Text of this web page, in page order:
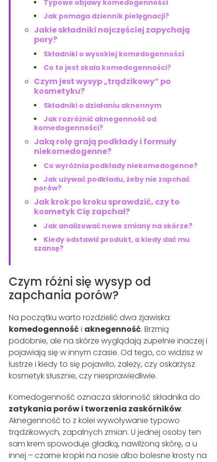
Typowe objawy komedogenności
Jak pomaga dziennik pielęgnacji?
Jakie składniki najczęściej zapychają
pory?
Składniki o wysokiej komedogenności
Co to jest skala komedogenności?
Czym jest wysyp „trądzikowy” po
kosmetyku?
Składniki o działaniu aknennym
Jak rozróżnić aknegenność od
komedogenności?
Jaką rolę grają podkłady i formuły
niekomedogenne?
Co wyróżnia podkłady niekomedogenne?
Jak używać podkładu, żeby nie zapchać
porów?
Jak krok po kroku sprawdzić, czy to
kosmetyk Cię zapchał?
Jak analizować nowe zmiany na skórze?
Kiedy odstawić produkt, a kiedy dać mu
szansę?
Czym różni się wysyp od
zapchania porów?
Na początku warto rozdzielić dwa zjawiska:
komedogenność i aknegenność. Brzmią
podobnie, ale na skórze wyglądają zupełnie inaczej i
pojawiają się w innym czasie. Od tego, co widzisz w
lustrze i kiedy to się pojawiło, zależy, czy oskarżysz
kosmetyk słusznie, czy niesprawiedliwie.
Komedogenność oznacza skłonność składnika do
zatykania porów i tworzenia zaskórników.
Aknegenność to z kolei wywoływanie typowo
trądzikowych, zapalnych zmian. U jednej osoby ten
sam krem spowoduje gładką, nawilżoną skórę, a u
innej – czarne kropki na nosie albo bolesne krosty na